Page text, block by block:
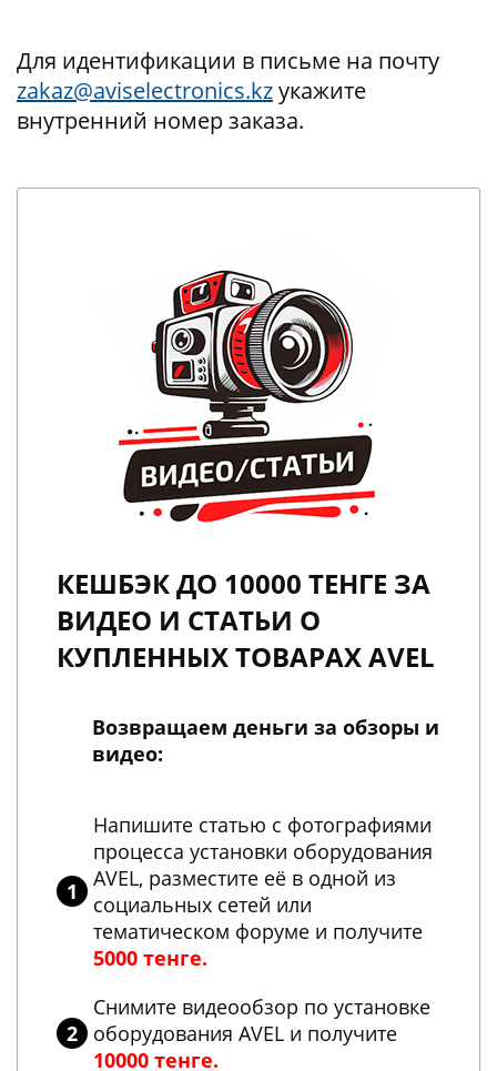
Для идентификации в письме на почту
zakaz@aviselectronics.kzукажите
внутренний номер заказа.
КЕШБЭК ДО 10000 ТЕНГЕ ЗА
ВИДЕО И СТАТЬИ О
КУПЛЕННЫХ ТОВАРАХ AVEL
Возвращаем деньги за обзоры и
видео:
Напишите статью с фотографиями
процесса установки оборудования
AVEL, разместите её в одной из
социальных сетей или
тематическом форуме и получите
5000 тенге.
Снимите видеообзор по установке
оборудования AVEL и получите
10000 тенге.